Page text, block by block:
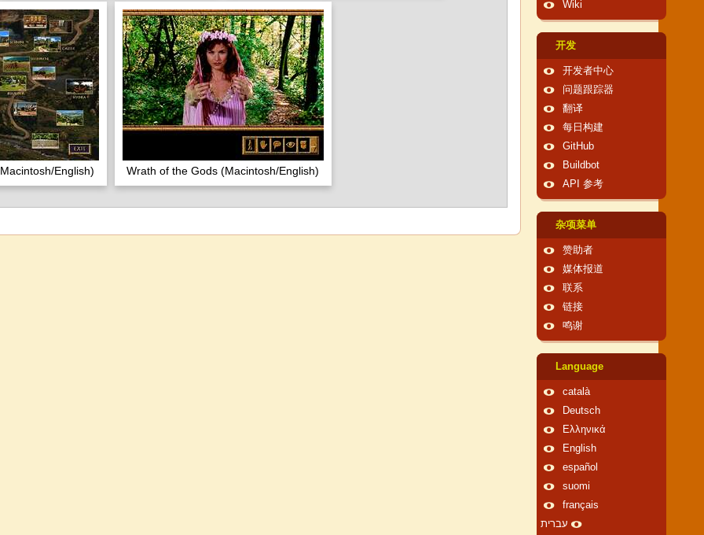
English) Wrath of the Gods (Macintosh/English)
Wiki
开发
开发者中心
问题跟踪器
翻译
每日构建
GitHub
Buildbot
API 参考
杂项菜单
赞助者
媒体报道
联系
链接
鸣谢
Language
català
Deutsch
Ελληνικά
English
español
suomi
français
עברית